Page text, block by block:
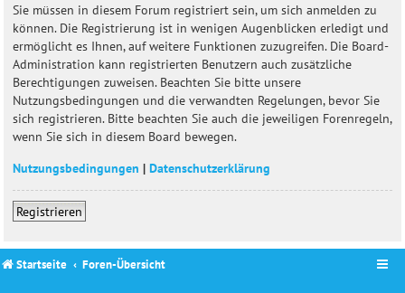
Sie müssen in diesem Forum registriert sein, um sich anmelden zu
können. Die Registrierung ist in wenigen Augenblicken erledigt und
ermöglicht es Ihnen, auf weitere Funktionen zuzugreifen. Die Board-
Administration kann registrierten Benutzern auch zusätzliche
Berechtigungen zuweisen. Beachten Sie bitte unsere
Nutzungsbedingungen und die verwandten Regelungen, bevor Sie
sich registrieren. Bitte beachten Sie auch die jeweiligen Forenregeln,
wenn Sie sich in diesem Board bewegen.
Nutzungsbedingungen | Datenschutzerklärung
Registrieren
Startseite Foren-Übersicht